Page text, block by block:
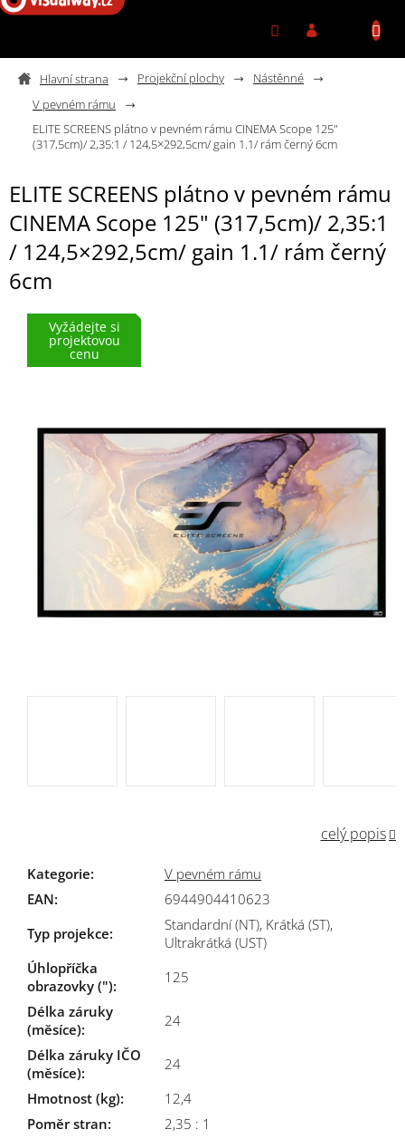
Přejít na obsah
Projekční plochy
Nástěnné
V pevném rámu
ELITE SCREENS plátno v pevném rámu CINEMA Scope 125"
(317,5cm)/ 2,35:1 / 124,5×292,5cm/ gain 1.1/ rám černý 6cm
ELITE SCREENS plátno v pevném rámu
CINEMA Scope 125" (317,5cm)/ 2,35:1
/ 124,5×292,5cm/ gain 1.1/ rám černý
6cm
Vyžádejte si
projektovou
cenu
celý popis
Kategorie:
V pevném rámu
EAN:
6944904410623
Typ projekce:
Standardní (NT), Krátká (ST),
Ultrakrátká (UST)
Úhlopříčka
obrazovky ("):
125
Délka záruky
(měsíce):
24
Délka záruky IČO
(měsíce):
24
Hmotnost (kg):
12,4
Poměr stran:
2,35 : 1